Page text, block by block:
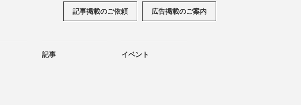
記事掲載のご依頼 広告掲載のご案内
記事 イベント